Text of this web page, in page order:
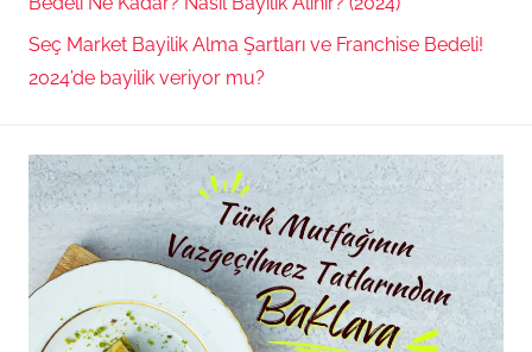
Seç Market Bayilik Alma Şartları ve Franchise Bedeli!
2024’de bayilik veriyor mu?